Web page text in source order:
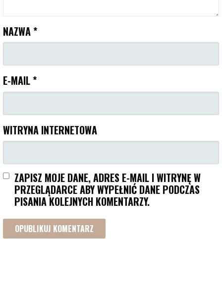
NAZWA *
E-MAIL *
WITRYNA INTERNETOWA
ZAPISZ MOJE DANE, ADRES E-MAIL I WITRYNĘ W
PRZEGLĄDARCE ABY WYPEŁNIĆ DANE PODCZAS
PISANIA KOLEJNYCH KOMENTARZY.